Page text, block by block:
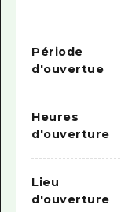
Période
d'ouvertue
Heures
d'ouverture
Lieu
d'ouverture